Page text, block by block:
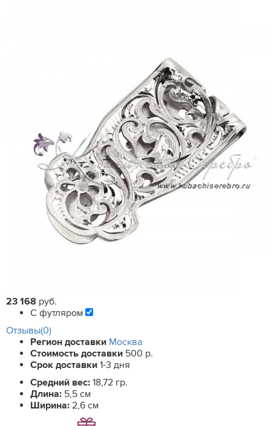
23 168 руб.
С футляром
Отзывы(0)
Регион доставки Москва
Стоимость доставки 500 р.
Срок доставки 1-3 дня
Средний вес: 18,72 гр.
Длина: 5,5 см
Ширина: 2,6 см